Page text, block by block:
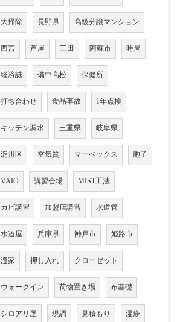
大掃除 長野県 高級分譲マンション
西宮 芦屋 三田 阿蘇市 時局
経済誌 備中高松 保健所
打ち合わせ 食品事故 1年点検
キッチン漏水 三重県 岐阜県
淀川区 空気質 マーベックス 胞子
VAIO 講習会場 MIST工法
カビ講習 加盟店講習 水道管
水道屋 兵庫県 神戸市 姫路市
澄家 押し入れ クローゼット
ウォークイン 荷物置き場 布基礎
シロアリ屋 現調 見積もり 湿疹